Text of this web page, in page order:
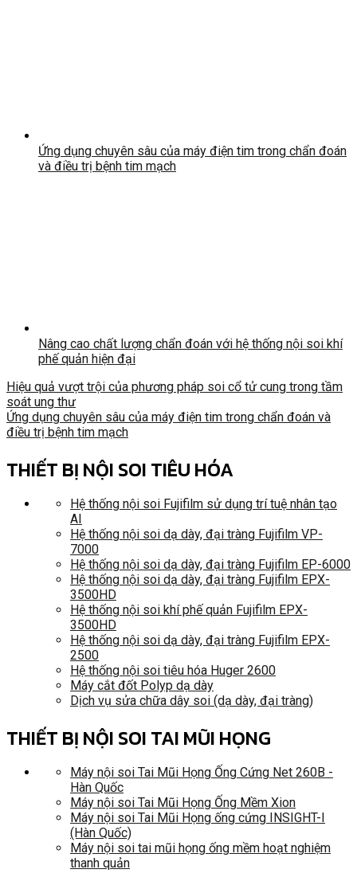
Ứng dụng chuyên sâu của máy điện tim trong chẩn đoán
và điều trị bệnh tim mạch
Nâng cao chất lượng chẩn đoán với hệ thống nội soi khí
phế quản hiện đại
Hiệu quả vượt trội của phương pháp soi cổ tử cung trong tầm
soát ung thư
Ứng dụng chuyên sâu của máy điện tim trong chẩn đoán và
điều trị bệnh tim mạch
THIẾT BỊ NỘI SOI TIÊU HÓA
Hệ thống nội soi Fujifilm sử dụng trí tuệ nhân tạo
AI
Hệ thống nội soi dạ dày, đại tràng Fujifilm VP-
7000
Hệ thống nội soi dạ dày, đại tràng Fujifilm EP-6000
Hệ thống nội soi dạ dày, đại tràng Fujifilm EPX-
3500HD
Hệ thống nội soi khí phế quản Fujifilm EPX-
3500HD
Hệ thống nội soi dạ dày, đại tràng Fujifilm EPX-
2500
Hệ thống nội soi tiêu hóa Huger 2600
Máy cắt đốt Polyp dạ dày
Dịch vụ sửa chữa dây soi (dạ dày, đại tràng)
THIẾT BỊ NỘI SOI TAI MŨI HỌNG
Máy nội soi Tai Mũi Họng Ống Cứng Net 260B -
Hàn Quốc
Máy nội soi Tai Mũi Họng Ống Mềm Xion
Máy nội soi Tai Mũi Họng ống cứng INSIGHT-I
(Hàn Quốc)
Máy nội soi tai mũi họng ống mềm hoạt nghiệm
thanh quản